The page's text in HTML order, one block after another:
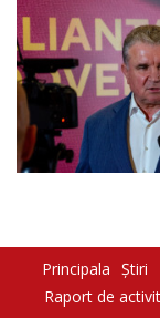
Principala Știri
Raport de